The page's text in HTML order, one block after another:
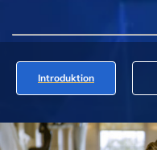
Introduktion